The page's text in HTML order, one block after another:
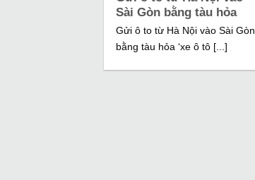
Sài Gòn bằng tàu hỏa
Gửi ô to từ Hà Nội vào Sài Gòn
bằng tàu hỏa ‘xe ô tô [...]